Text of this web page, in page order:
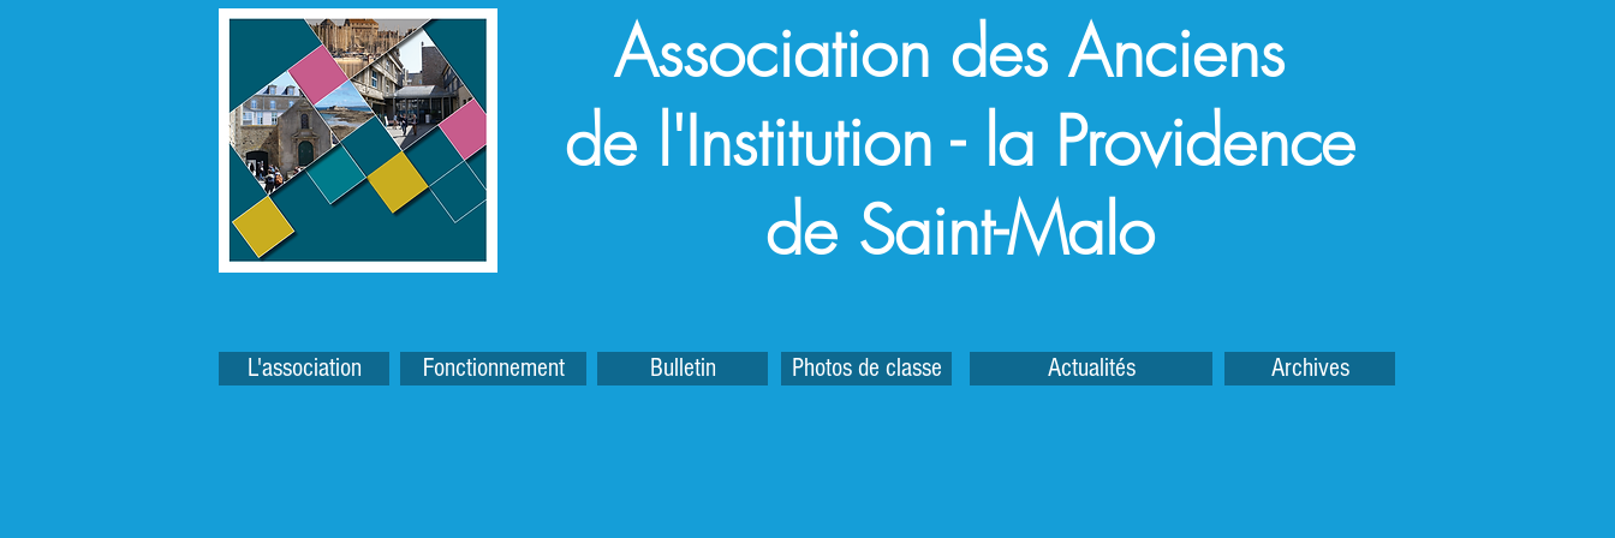
Association des Anciens
de l'Institution - la Providence
de Saint-Malo
L'association Fonctionnement Bulletin Photos de classe Actualités Archives